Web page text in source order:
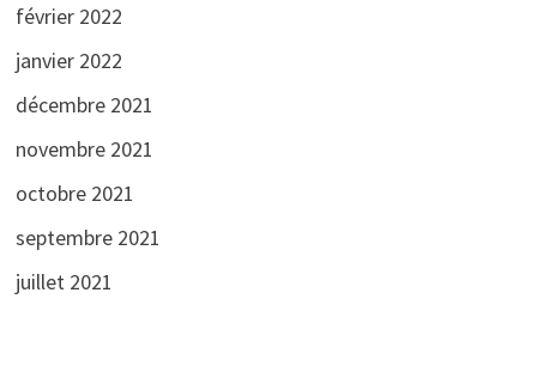
février 2022
janvier 2022
décembre 2021
novembre 2021
octobre 2021
septembre 2021
juillet 2021